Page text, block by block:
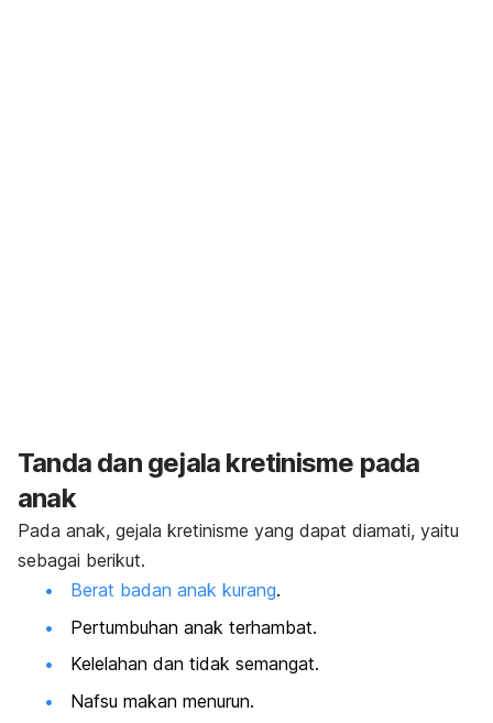
Tanda dan gejala kretinisme pada
anak
Pada anak, gejala kretinisme yang dapat diamati, yaitu
sebagai berikut.
Berat badan anak kurang.
Pertumbuhan anak terhambat.
Kelelahan dan tidak semangat.
Nafsu makan menurun.